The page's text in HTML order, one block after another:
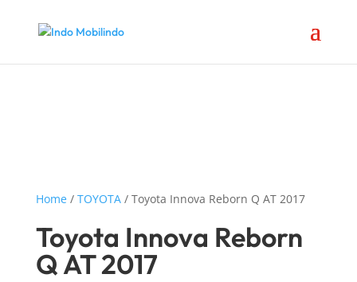
Home/ TOYOTA/ Toyota Innova Reborn Q AT 2017
Toyota Innova Reborn
Q AT 2017